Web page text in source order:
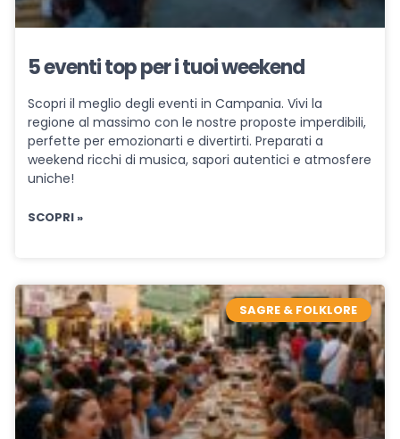
5 eventi top per i tuoi weekend
Scopri il meglio degli eventi in Campania. Vivi la
regione al massimo con le nostre proposte imperdibili,
perfette per emozionarti e divertirti. Preparati a
weekend ricchi di musica, sapori autentici e atmosfere
uniche!
SCOPRI »
SAGRE & FOLKLORE